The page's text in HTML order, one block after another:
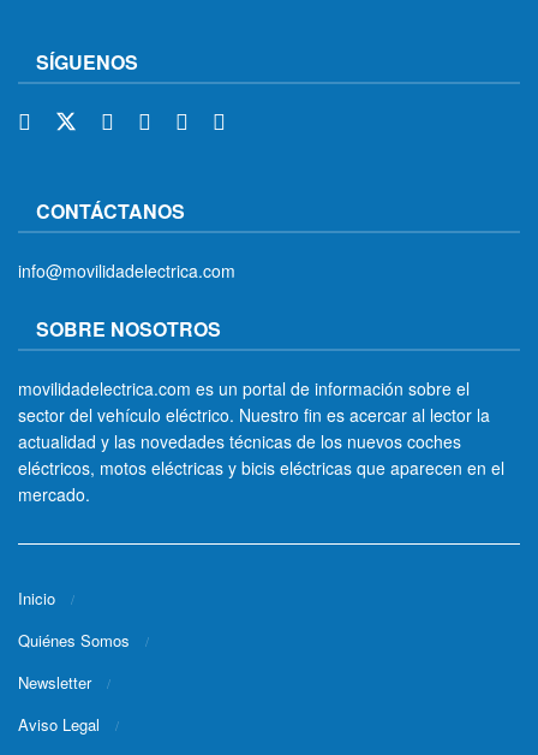
SÍGUENOS
CONTÁCTANOS
info@movilidadelectrica.com
SOBRE NOSOTROS
movilidadelectrica.com es un portal de información sobre el
sector del vehículo eléctrico. Nuestro fin es acercar al lector la
actualidad y las novedades técnicas de los nuevos coches
eléctricos, motos eléctricas y bicis eléctricas que aparecen en el
mercado.
Inicio
Quiénes Somos
Newsletter
Aviso Legal